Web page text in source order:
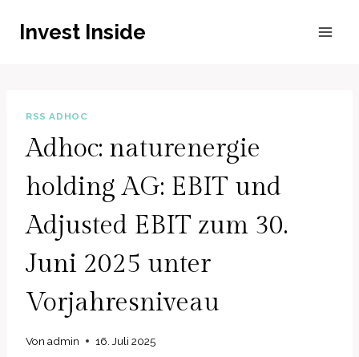
InhaltInvest Inside
RSS ADHOC
Adhoc: naturenergie
holding AG: EBIT und
Adjusted EBIT zum 30.
Juni 2025 unter
Vorjahresniveau
Von admin 16. Juli 2025